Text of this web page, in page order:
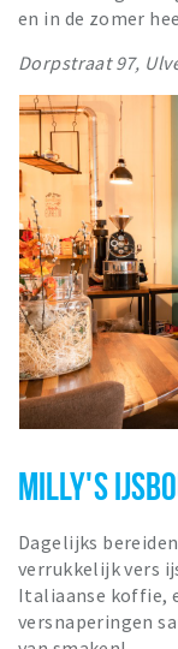
en in de zomer
Dorpstraat 97,
MILLY'S
Dagelijks
verrukkelijk vers
Italiaanse koffie,
versnaperingen